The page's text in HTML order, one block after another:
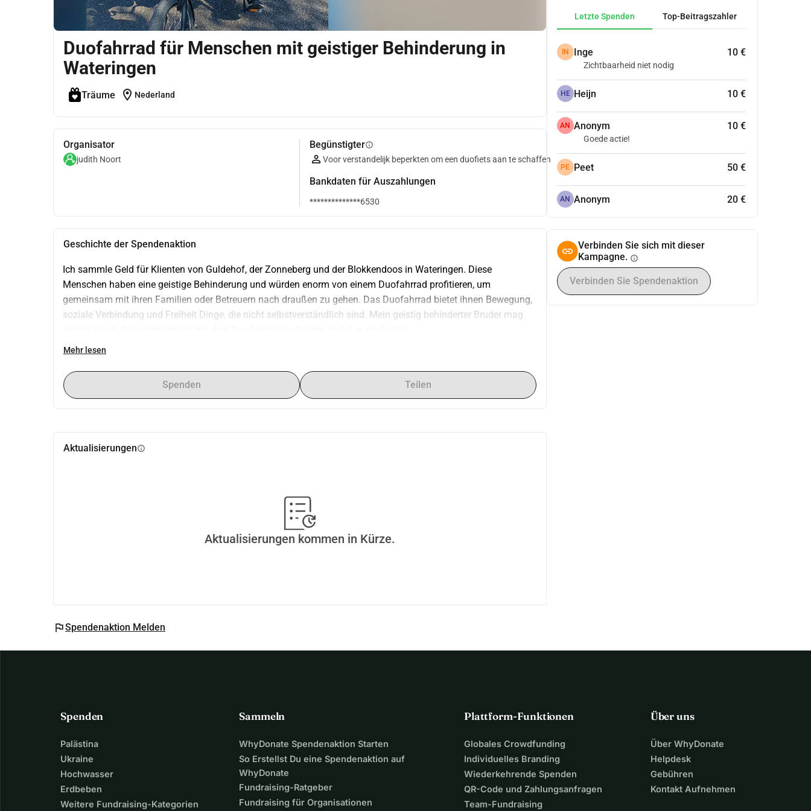
Duofahrrad für Menschen mit geistiger Behinderung in
Wateringen
Träume location_on Nederland
Organisator
judith Noort
Begünstigterinfo
Voor verstandelijk beperkten om een duofiets aan te schaffen
Bankdaten für Auszahlungen
**************6530
Geschichte der Spendenaktion
Ich sammle Geld für Klienten von Guldehof, der Zonneberg und der Blokkendoos in Wateringen. Diese
Menschen haben eine geistige Behinderung und würden enorm von einem Duofahrrad profitieren, um
gemeinsam mit ihren Familien oder Betreuern nach draußen zu gehen. Das Duofahrrad bietet ihnen Bewegung,
soziale Verbindung und Freiheit Dinge, die nicht selbstverständlich sind. Mein geistig behinderter Bruder mag
Bei der Zonneberg gibt es die Möglichkeit, das Duofahrrad sicher abzustellen.
Mehr lesen
Spenden Teilen
Aktualisierungeninfo
Aktualisierungen kommen in Kürze.
flagSpendenaktion Melden
Letzte Spenden Top-Beitragszahler
IN Inge 10 €
Zichtbaarheid niet nodig
HE Heijn 10 €
AN Anonym 10 €
Goede actie!
PE Peet 50 €
AN Anonym 20 €
Verbinden Sie sich mit dieser
Kampagne. info
Verbinden Sie Spendenaktion
Spenden
Palästina
Ukraine
Hochwasser
Erdbeben
Weitere Fundraising-Kategorien
Sammeln
WhyDonate Spendenaktion Starten
So Erstellst Du eine Spendenaktion auf
WhyDonate
Fundraising-Ratgeber
Fundraising für Organisationen
Plattform-Funktionen
Globales Crowdfunding
Individuelles Branding
Wiederkehrende Spenden
QR-Code und Zahlungsanfragen
Team-Fundraising
Über uns
Über WhyDonate
Helpdesk
Gebühren
Kontakt Aufnehmen